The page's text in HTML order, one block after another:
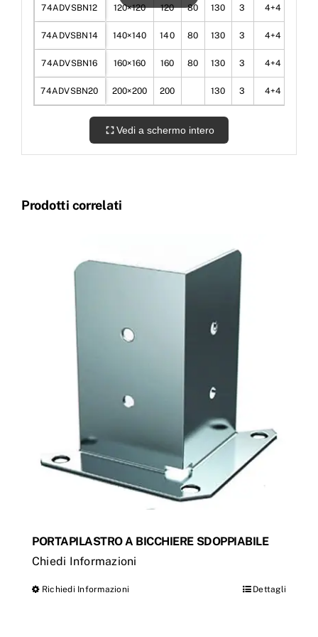
74ADVSBN12 120×120 120 80 130 3 4+4
74ADVSBN14 140×140 140 80 130 3 4+4
74ADVSBN16 160×160 160 80 130 3 4+4
74ADVSBN20 200×200 200 130 3 4+4
Vedi a schermo intero
Prodotti correlati
PORTAPILASTRO A BICCHIERE SDOPPIABILE
Chiedi Informazioni
Richiedi Informazioni Dettagli